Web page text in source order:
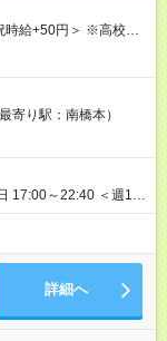
。 ※最大12ヶ月の間
寄り駅：南橋本）
17:00～22:40 ＜週1日
までの勤務 ・シフ
週1日もあれば週5日
！
詳細へ